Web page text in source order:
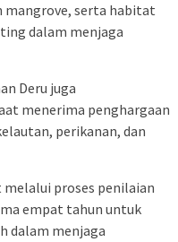
mangrove, serta habitat
dalam menjaga
Deru juga
menerima penghargaan
perikanan, dan
proses penilaian
empat tahun untuk
dalam menjaga